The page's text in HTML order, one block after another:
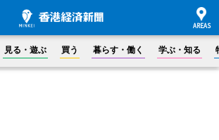
見る・遊ぶ 買う 暮らす・働く 学ぶ・知る